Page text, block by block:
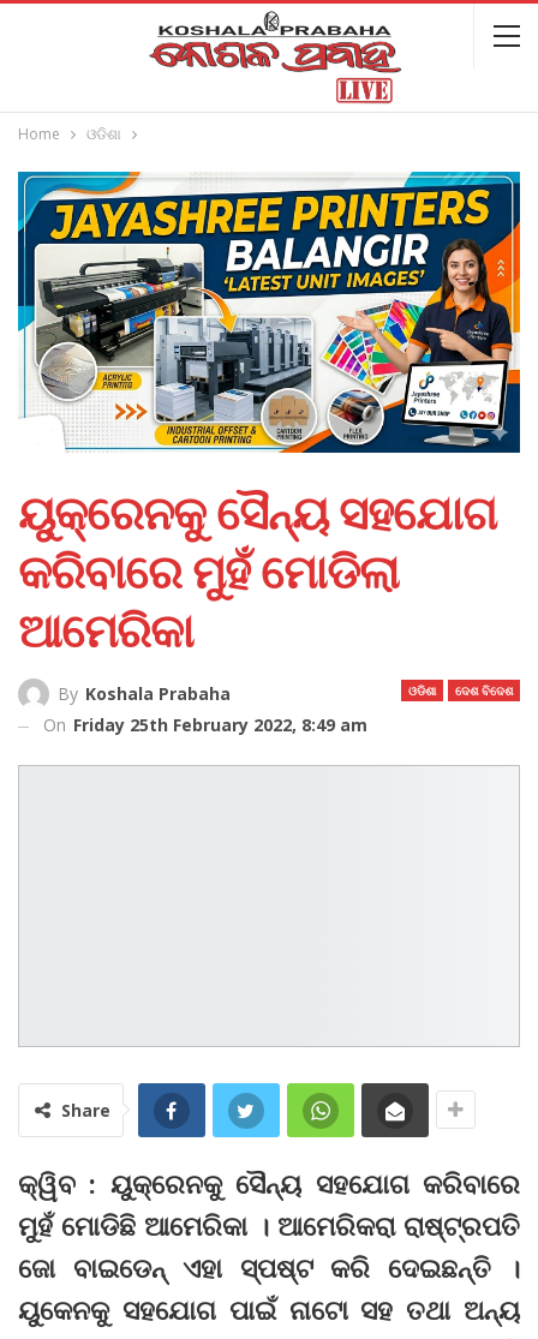
Home ଓଡିଶା
ୟୁକ୍ରେନକୁ ସୈନ୍ୟ ସହଯୋଗ
କରିବାରେ ମୁହଁ ମୋଡିଲା
ଆମେରିକା
ଓଡିଶା ଦେଶ ବିଦେଶ
By Koshala Prabaha
On Friday 25th February 2022, 8:49 am
Share
କ୍ୱିବ : ୟୁକ୍ରେନକୁ ସୈନ୍ୟ ସହଯୋଗ କରିବାରେ
ମୁହଁ ମୋଡିଛି ଆମେରିକା । ଆମେରିକରା ରାଷ୍ଟ୍ରପତି
ଜୋ ବାଇଡେନ୍‌ ଏହା ସ୍ପଷ୍ଟ କରି ଦେଇଛନ୍ତି ।
ୟୁକେନକୁ ସହଯୋଗ ପାଇଁ ନାଟୋ ସହ ତଥା ଅନ୍ୟ